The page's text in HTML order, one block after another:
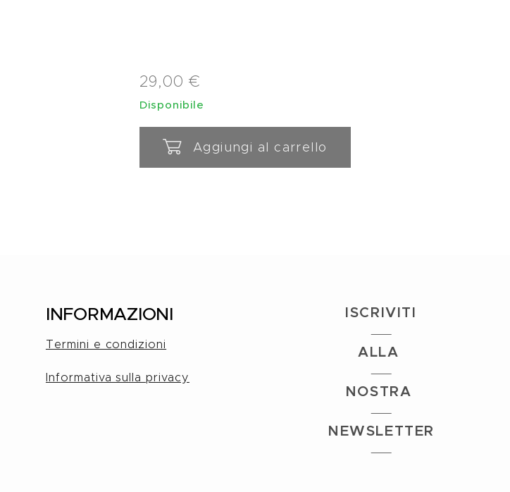
29,00 €
Disponibile
Aggiungi al carrello
INFORMAZIONI
Termini e condizioni
Informativa sulla privacy
ISCRIVITI
ALLA
NOSTRA
NEWSLETTER